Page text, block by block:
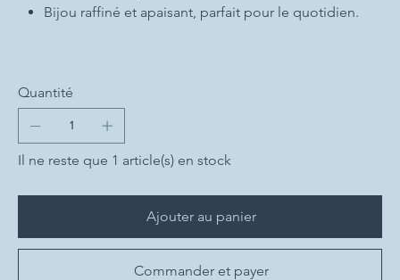
Bijou raffiné et apaisant, parfait pour le quotidien.
Quantité
Il ne reste que 1 article(s) en stock
Ajouter au panier
Commander et payer